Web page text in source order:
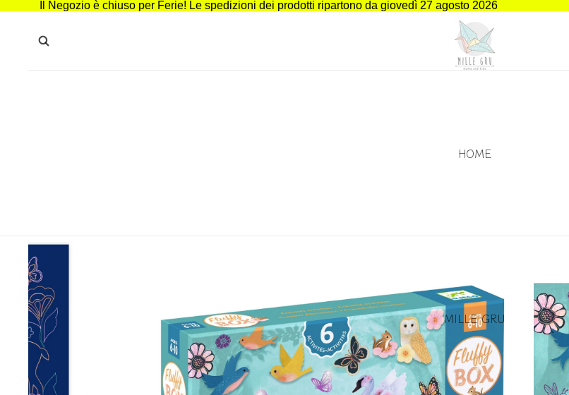
Il Negozio è chiuso per Ferie! Le spedizioni dei prodotti ripartono da giovedì 27 agosto 2026
HOME
MILLE GRU